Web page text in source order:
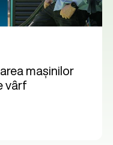
mașinilor
vârf